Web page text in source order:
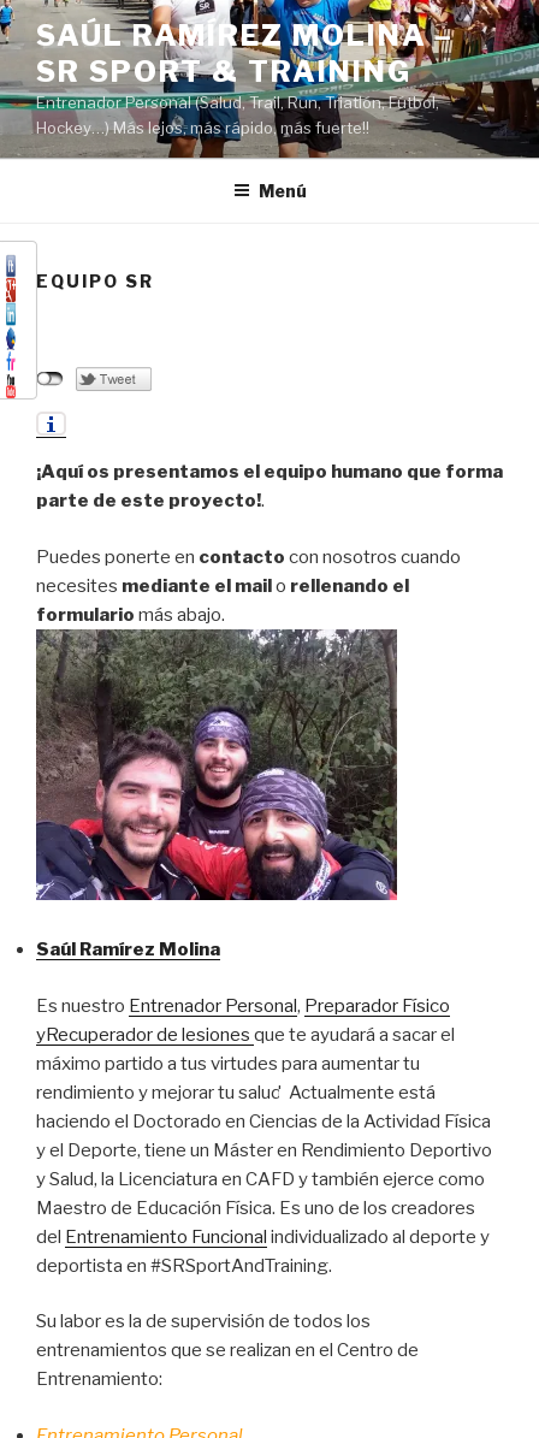
Saltar
al
contenido
SAÚL RAMÍREZ MOLINA –
SR SPORT & TRAINING
Entrenador Personal (Salud, Trail, Run, Triatlón, Fútbol,
Hockey…) Más lejos, más rápido, más fuerte!!
Menú
EQUIPO SR
¡Aquí os presentamos el equipo humano que forma
parte de este proyecto!.
Puedes ponerte en contacto con nosotros cuando
necesites mediante el mailo rellenando el
formulario más abajo.
Saúl Ramírez Molina
Es nuestro Entrenador Personal, Preparador Físico
yRecuperador de lesiones que te ayudará a sacar el
máximo partido a tus virtudes para aumentar tu
rendimiento y mejorar tu salud. Actualmente está
haciendo el Doctorado en Ciencias de la Actividad Física
y el Deporte, tiene un Máster en Rendimiento Deportivo
y Salud, la Licenciatura en CAFD y también ejerce como
Maestro de Educación Física. Es uno de los creadores
del Entrenamiento Funcional individualizado al deporte y
deportista en #SRSportAndTraining.
Su labor es la de supervisión de todos los
entrenamientos que se realizan en el Centro de
Entrenamiento: